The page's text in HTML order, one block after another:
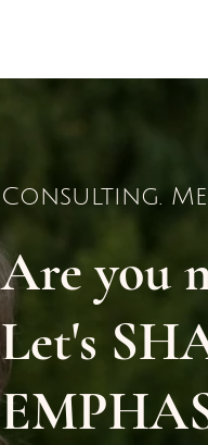
Consulting.
Are you
Let's